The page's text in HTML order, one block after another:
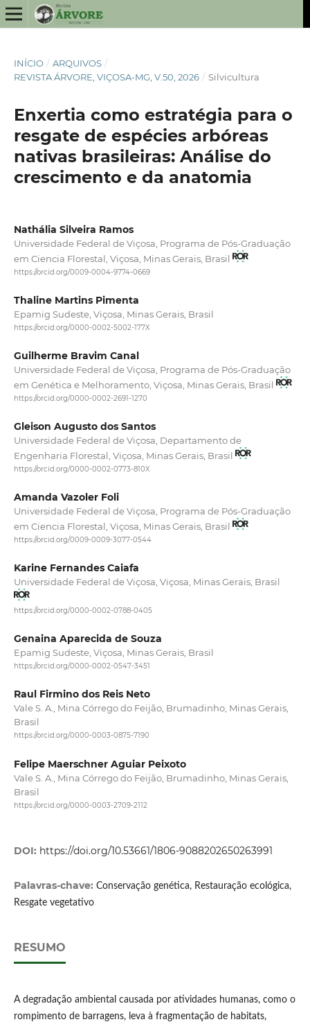
INÍCIO / ARQUIVOS /
REVISTA ÁRVORE, VIÇOSA-MG, V.50, 2026 / Silvicultura
Enxertia como estratégia para o
resgate de espécies arbóreas
nativas brasileiras: Análise do
crescimento e da anatomia
Nathália Silveira Ramos
Universidade Federal de Viçosa, Programa de Pós-Graduação
em Ciencia Florestal, Viçosa, Minas Gerais, Brasil
https://orcid.org/0009-0004-9774-0669
Thaline Martins Pimenta
Epamig Sudeste, Viçosa, Minas Gerais, Brasil
https://orcid.org/0000-0002-5002-177X
Guilherme Bravim Canal
Universidade Federal de Viçosa, Programa de Pós-Graduação
em Genética e Melhoramento, Viçosa, Minas Gerais, Brasil
https://orcid.org/0000-0002-2691-1270
Gleison Augusto dos Santos
Universidade Federal de Viçosa, Departamento de
Engenharia Florestal, Viçosa, Minas Gerais, Brasil
https://orcid.org/0000-0002-0773-810X
Amanda Vazoler Foli
Universidade Federal de Viçosa, Programa de Pós-Graduação
em Ciencia Florestal, Viçosa, Minas Gerais, Brasil
https://orcid.org/0009-0009-3077-0544
Karine Fernandes Caiafa
Universidade Federal de Viçosa, Viçosa, Minas Gerais, Brasil
https://orcid.org/0000-0002-0788-0405
Genaina Aparecida de Souza
Epamig Sudeste, Viçosa, Minas Gerais, Brasil
https://orcid.org/0000-0002-0547-3451
Raul Firmino dos Reis Neto
Vale S. A., Mina Córrego do Feijão, Brumadinho, Minas Gerais,
Brasil
https://orcid.org/0000-0003-0875-7190
Felipe Maerschner Aguiar Peixoto
Vale S. A., Mina Córrego do Feijão, Brumadinho, Minas Gerais,
Brasil
https://orcid.org/0000-0003-2709-2112
DOI: https://doi.org/10.53661/1806-9088202650263991
Palavras-chave: Conservação genética, Restauração ecológica,
Resgate vegetativo
RESUMO
A degradação ambiental causada por atividades humanas, como o
rompimento de barragens, leva à fragmentação de habitats,